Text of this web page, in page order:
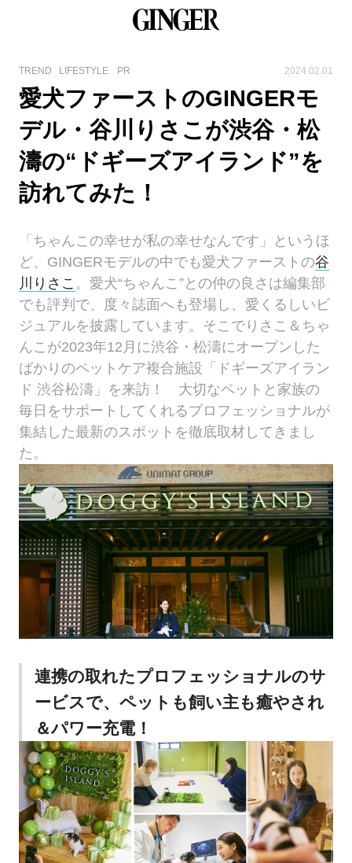
TREND LIFESTYLE PR 2024.02.01
愛犬ファーストのGINGERモ
デル・谷川りさこが渋谷・松
濤の“ドギーズアイランド”を
訪れてみた！
「ちゃんこの幸せが私の幸せなんです」というほ
ど、GINGERモデルの中でも愛犬ファーストの谷
川りさこ 。愛犬“ちゃんこ”との仲の良さは編集部
でも評判で、度々誌面へも登場し、愛くるしいビ
ジュアルを披露しています。そこでりさこ＆ちゃ
んこが2023年12月に渋谷・松濤にオープンした
ばかりのペットケア複合施設「ドギーズアイラン
ド 渋谷松濤」を来訪！ 大切なペットと家族の
毎日をサポートしてくれるプロフェッショナルが
集結した最新のスポットを徹底取材してきまし
た。
連携の取れたプロフェッショナルのサ
ービスで、ペットも飼い主も癒やされ
＆パワー充電！